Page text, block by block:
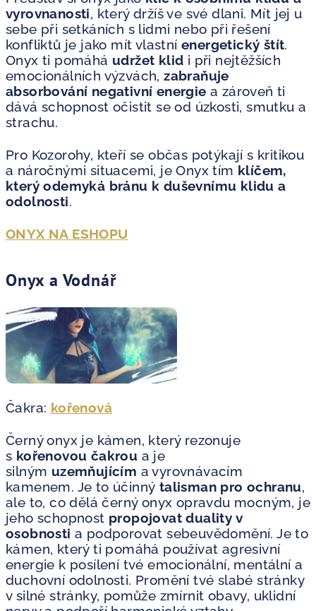
vyrovnanosti, který držíš ve své dlani. Mít jej u
sebe při setkáních s lidmi nebo při řešení
konfliktů je jako mít vlastní energetický štít.
Onyx ti pomáhá udržet klid i při nejtěžších
emocionálních výzvách,zabraňuje
absorbování negativní energie a zároveň ti
dává schopnost očistit se od úzkosti, smutku a
strachu.
Pro Kozorohy, kteří se občas potýkají s kritikou
a náročnými situacemi, je Onyx tím klíčem,
který odemyká bránu k duševnímu klidu a
odolnosti.
ONYX NA ESHOPU
Onyx a Vodnář
Čakra: kořenová
Černý onyx je kámen, který rezonuje
s kořenovou čakrou a je
silným uzemňujícím a vyrovnávacím
kamenem. Je to účinný talisman pro ochranu,
ale to, co dělá černý onyx opravdu mocným, je
jeho schopnost propojovat duality v
osobnosti a podporovat sebeuvědomění. Je to
kámen, který ti pomáhá používat agresivní
energie k posílení tvé emocionální, mentální a
duchovní odolnosti. Promění tvé slabé stránky
v silné stránky, pomůže zmírnit obavy, uklidní